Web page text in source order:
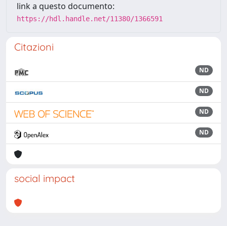
link a questo documento:
https://hdl.handle.net/11380/1366591
Citazioni
ND
ND
ND
ND
social impact